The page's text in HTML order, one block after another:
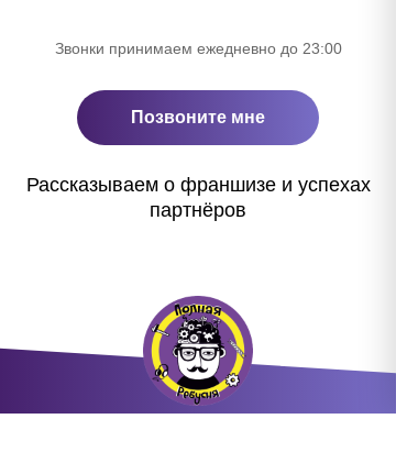
Звонки принимаем ежедневно до 23:00
Позвоните мне
Рассказываем о франшизе и успехах
партнёров